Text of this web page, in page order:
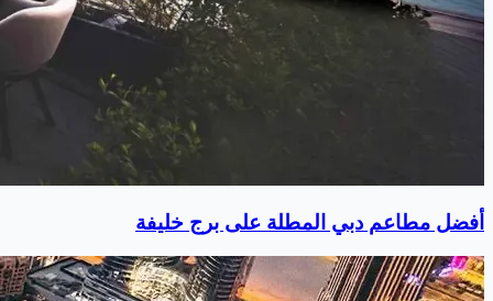
أفضل مطاعم دبي المطلة على برج خليفة